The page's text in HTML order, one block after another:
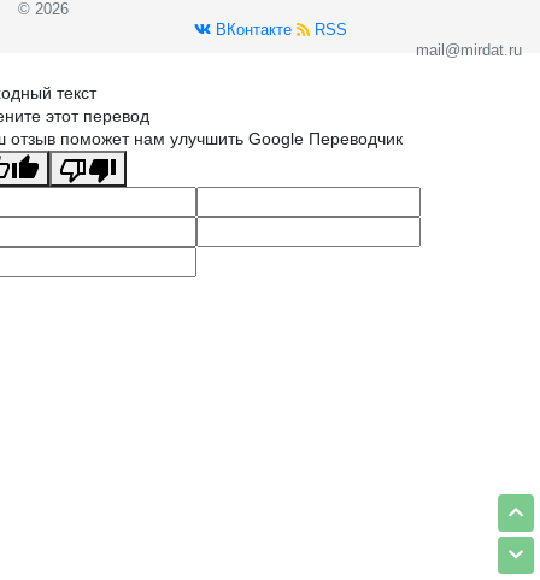
© 2026
ВКонтакте
RSS
mail@mirdat.ru
текст
этот перевод
отзыв поможет нам улучшить Google Переводчик